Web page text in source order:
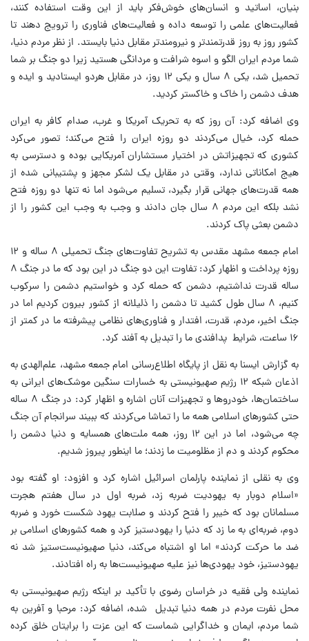
بنیان، اساتید و انسان‌های خوش‌فکر باید از این وقت استفاده کنند،
فعالیت‌های علمی را توسعه داده و فعالیت‌های فناوری را ترویج دهند تا
کشور روز به روز قدرتمندتر و نیرومندتر مقابل دنیا بایستد. از نظر مردم دنیا،
شما مردم ایران الگو و اسوه شرافت و مردانگی هستید زیرا دو جنگ بر شما
تحمیل شد، یکی ۸ سال و یکی ۱۲ روز، در مقابل هردو ایستادید و ایده و
هدف دشمن را خاک و خاکستر کردید.
وی اضافه کرد: آن روز که به تحریک آمریکا و غرب، صدام کافر به ایران
حمله کرد، خیال می‌کردند دو روزه ایران را فتح می‌کند؛ تصور می‌کرد
کشوری که تجهیزاتش در اختیار مستشاران آمریکایی بوده و دسترسی به
هیج امکاناتی ندارد، وقتی در مقابل یک لشکر مجهز و پشتیبانی شده از
همه قدرت‌های جهانی قرار بگیرد، تسلیم می‌شود اما نه تنها دو روزه فتح
نشد بلکه این مردم ۸ سال جان دادند و وجب به وجب این کشور را از
دشمن بعثی پاک کردند.
امام جمعه مشهد مقدس به تشریح تفاوت‌های جنگ تحمیلی ۸ ساله و ۱۲
روزه پرداخت و اظهار کرد: تفاوت این دو جنگ در این بود که ما در جنگ ۸
ساله قدرت نداشتیم، دشمن که حمله کرد و خواستیم دشمن را سرکوب
کنیم، ۸ سال طول کشید تا دشمن را ذلیلانه از کشور بیرون کردیم اما در
جنگ اخیر، مردم، قدرت، افتدار و فناوری‌های نظامی پیشرفته ما در کمتر از
۱۶ ساعت، شرایط پدافندی ما را تبدیل به آفند کرد.
به گزارش ایسنا به نقل از پایگاه اطلاع‌رسانی امام جمعه مشهد، علم‌الهدی به
اذعان شبکه ۱۲ رژیم صهیونیستی به خسارات سنگین موشک‌های ایرانی به
ساختمان‌ها، خودروها و تجهیزات آنان اشاره و اظهار کرد: در جنگ ۸ ساله
حتی کشورهای اسلامی همه ما را تماشا می‌کردند که ببیند سرانجام آن جنگ
چه می‌شود، اما در این ۱۲ روز، همه ملت‌های همسایه و دنیا دشمن را
محکوم کردند و دم از مظلومیت ما زدند؛ ما اینطور پیروز شدیم.
وی به نقلی از نماینده پارلمان اسرائیل اشاره کرد و افزود: او گفته بود
«اسلام دوبار به یهودیت ضربه زد، ضربه اول در سال هفتم هجرت
مسلمانان بود که خیبر را فتح کردند و صلابت یهود شکست خورد و ضربه
دوم، ضربه‌ای به ما زد که دنیا را یهودستیز کرد و همه کشورهای اسلامی بر
ضد ما حرکت کردند» اما او اشتباه می‌کند، دنیا صهیونیست‌ستیز شد نه
یهودستیز، خود یهودی‌ها نیز علیه صهیونیست‌ها به راه افتادند.
نماینده ولی فقیه در خراسان رضوی با تأکید بر اینکه رژیم صهیونیستی به
محل نفرت مردم در همه دنیا تبدیل شده، اضافه کرد: مرحبا و آفرین به
شما مردم، ایمان و خداگرایی شماست که این عزت را برایتان خلق کرده